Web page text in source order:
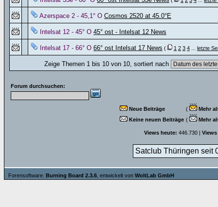
Azerspace 2 - 45,1° O Cosmos 2520 at 45.0°E
Intelsat 12 - 45° O 45° ost - Intelsat 12 News
Intelsat 17 - 66° O 66° ost Intelsat 17 News ( 1 2 3 4 letzte
Zeige Themen 1 bis 10 von 10, sortiert nach
Forum durchsuchen:
Neue Beiträge (
Mehr
Keine neuen Beiträge ( Mehr
Views heute: 446.730 |
Satclub Thüringen seit
Forensoftware: Burning Board 2.3.6 , entwickelt von WoltLab GmbH